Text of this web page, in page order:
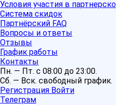
Условия участия в
Система скидок
Партнёрский FAQ
Вопросы и ответы
Отзывы
График работы
Контакты
Пн. — Пт. с 08:00 до 23:00.
Сб. — Вск. свободный график.
Регистрация Войти
Телеграм